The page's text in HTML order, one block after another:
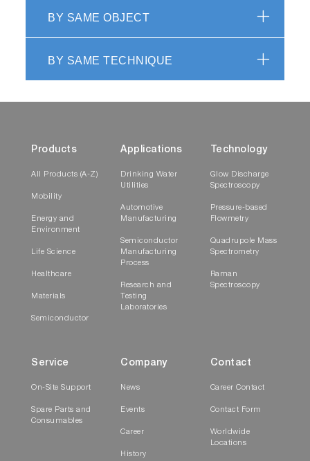
BY SAME OBJECT
BY SAME TECHNIQUE
Products
All Products (A-Z)
Mobility
Energy and
Environment
Life Science
Healthcare
Materials
Semiconductor
Applications
Drinking Water
Utilities
Automotive
Manufacturing
Semiconductor
Manufacturing
Process
Research and
Testing
Laboratories
Technology
Glow Discharge
Spectroscopy
Pressure-based
Flowmetry
Quadrupole Mass
Spectrometry
Raman
Spectroscopy
Service
On-Site Support
Spare Parts and
Consumables
Company
News
Events
Career
History
Contact
Career Contact
Contact Form
Worldwide
Locations